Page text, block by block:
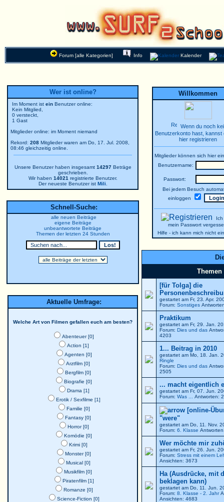
Forum [alle Kategorien] Info Kalender
Wer ist online?
Im Moment ist ein Benutzer online:
Kein Mitglied,
0 versteckt,
1 Gast
Mitglieder online: im Moment niemand
Rekord: 208 Mitglieder waren am Do, 17. Jul. 2008,
08:46 gleichzeitig online.
Unsere Benutzer haben insgesamt 14297Beträge
geschrieben.
Wir haben 14021 registrierte Benutzer.
Der neueste Benutzer ist Mili
Schnell-Suche:
alle neuen Beiträge
eigene Beiträge
unbeantwortete Beiträge
Themen der letzten 24 Stunden
Aktuelle Umfrage:
Welche Art von Filmen gefallen euch am besten?
Abenteuer [0]
Action [1]
Agenten [0]
Arztfilm [0]
Bergfilm [0]
Biografie [0]
Drama [1]
Erotik / Sexfilme [1]
Familie [0]
Fantasy [0]
Horror [0]
Komödie [0]
Krimi [0]
Monster [0]
Musical [0]
Musikfilm [0]
Piratenfilm [1]
Romanze [0]
Science-Fiction [0]
Willkommen
Wenn du noch
Benutzerkonto hast, kannst
hier registrieren
Mitglieder können sich hier
Benutzername:
Passwort:
Bei jedem Besuch
einloggen
mein Passwort
Hilfe - ich kann mich nicht
Themen
[für Tolga] die
gestartet am Fr, 23. Apr.
Forum: Sonstiges
Praktikum
gestartet am Fr, 29. Jan.
Forum: Dies und das
4203
1... Beitrag in 2010
gestartet am Mo, 18. Jan.
Ringle
Forum: Dies und das
2505
... macht eigentlich
gestartet am Fr, 07. Jun.
Forum: Was ... Antworten:
[online-
"were"
gestartet am Do, 11. Nov.
Forum: 6. Klasse
Wer möchte mir
gestartet am Fr, 26. Jun.
Forum: Stress mit einem
Ansichten: 3673
Ha (Ausdrücke, mit
beklagen kann)
gestartet am Do, 11. Jun.
Forum: 8. Klasse - 2. Jahr
Ansichten: 4683